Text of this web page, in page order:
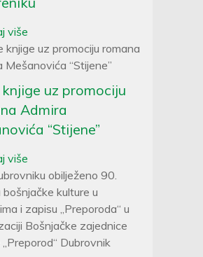
više
uz promociju
Admira
“Stijene”
više